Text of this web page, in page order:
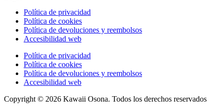
Política de privacidad
Política de cookies
Política de devoluciones y reembolsos
Accesibilidad web
Política de privacidad
Política de cookies
Política de devoluciones y reembolsos
Accesibilidad web
Copyright © 2026 Kawaii Osona. Todos los derechos reservados